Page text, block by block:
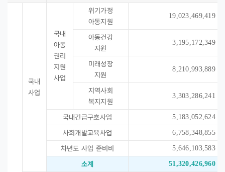
국내
사업
국내
아동
권리
지원
사업
위기가정
아동지원
19,023,469,419
아동건강
지원
3,195,172,349
미래성장
지원
8,210,993,889
지역사회
복지지원
3,303,286,241
국내긴급구호사업 5,183,052,624
사회개발교육사업 6,758,348,855
차년도 사업 준비비 5,646,103,583
소계 51,320,426,960